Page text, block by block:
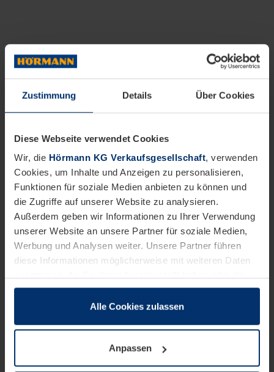
Zustimmung Details Über Cookies
Diese Webseite verwendet Cookies
Wir, die Hörmann KG Verkaufsgesellschaft, verwenden
Cookies, um Inhalte und Anzeigen zu personalisieren,
Funktionen für soziale Medien anbieten zu können und
die Zugriffe auf unserer Website zu analysieren.
Außerdem geben wir Informationen zu Ihrer Verwendung
unserer Website an unsere Partner für soziale Medien,
Werbung und Analysen weiter. Unsere Partner führen
diese Informationen möglicherweise mit weiteren Daten
sie im Rahmen Ihrer Nutzung der Dienste gesammelt
wenn diese für den Betrieb dieser Seite unbedingt
notwendig sind. Für alle anderen Cookie-Typen benötigen
wir Ihre Erlaubnis. Ihre Einwilligung können Sie jederzeit
Alle Cookies zulassen
Anpassen